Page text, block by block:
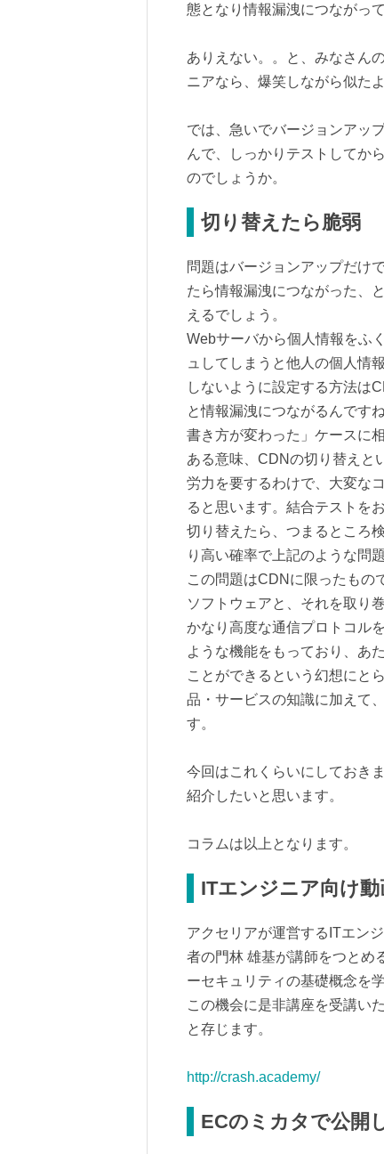
態となり情報漏洩につながっ
ありえない。。と、みなさん
ニアなら、爆笑しながら似た
では、急いでバージョンアッ
んで、しっかりテストしてか
のでしょうか。
切り替えたら脆弱
問題はバージョンアップだけ
たら情報漏洩につながった、
えるでしょう。
Webサーバから個人情報をふ
ュしてしまうと他人の個人情
しないように設定する方法は
と情報漏洩につながるんです
書き方が変わった」ケースに
ある意味、CDNの切り替えと
労力を要するわけで、大変な
ると思います。結合テストを
切り替えたら、つまるところ
り高い確率で上記のような問
この問題はCDNに限ったもの
ソフトウェアと、それを取り
かなり高度な通信プロトコル
ような機能をもっており、あ
ことができるという幻想にと
品・サービスの知識に加えて
す。
今回はこれくらいにしておき
紹介したいと思います。
コラムは以上となります。
ITエンジニア向け
アクセリアが運営するITエン
者の門林 雄基が講師をつとめ
ーセキュリティの基礎概念を
この機会に是非講座を受講い
と存じます。
http://crash.academy/
ECのミカタで公開